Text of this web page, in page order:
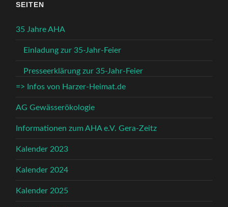
SEITEN
35 Jahre AHA
Einladung zur 35-Jahr-Feier
Presseerklärung zur 35-Jahr-Feier
=> Infos von Harzer-Heimat.de
AG Gewässerökologie
Informationen zum AHA e.V. Gera-Zeitz
Kalender 2023
Kalender 2024
Kalender 2025